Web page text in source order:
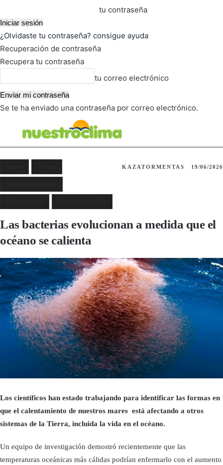
tu contraseña
¿Olvidaste tu contraseña? consigue ayuda
Recuperación de contraseña
Recupera tu contraseña
tu correo electrónico
Se te ha enviado una contraseña por correo electrónico.
KAZATORMENTAS 19/06/2026
Las bacterias evolucionan a medida que el
océano se calienta
Los científicos han estado trabajando para identificar las formas en
que el calentamiento de nuestros mares está afectando a otros
sistemas de la Tierra, incluida la vida en el océano.
Un equipo de investigación demostró recientemente que las
temperaturas oceánicas más cálidas podrían enfermarlo con el aumento